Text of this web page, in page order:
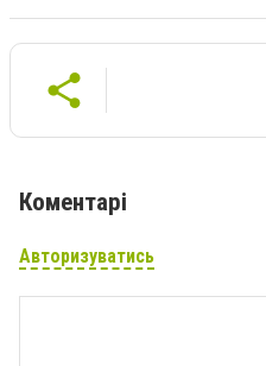
Коментарі
Авторизуватись